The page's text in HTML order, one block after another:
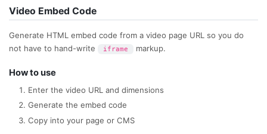
Video Embed Code
Generate HTML embed code from a video page URL so you do
not have to hand-write
iframe markup.
How to use
Enter the video URL and dimensions
Generate the embed code
Copy into your page or CMS